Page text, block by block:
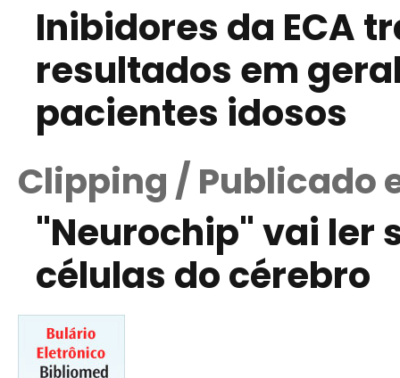
Inibidores da ECA
resultados em
pacientes idosos
Clipping / Publicado
"Neurochip" vai ler
células do cérebro